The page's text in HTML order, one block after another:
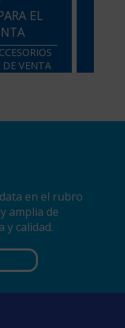
EL
DE VENTA
en el rubro
amplia de
y calidad.